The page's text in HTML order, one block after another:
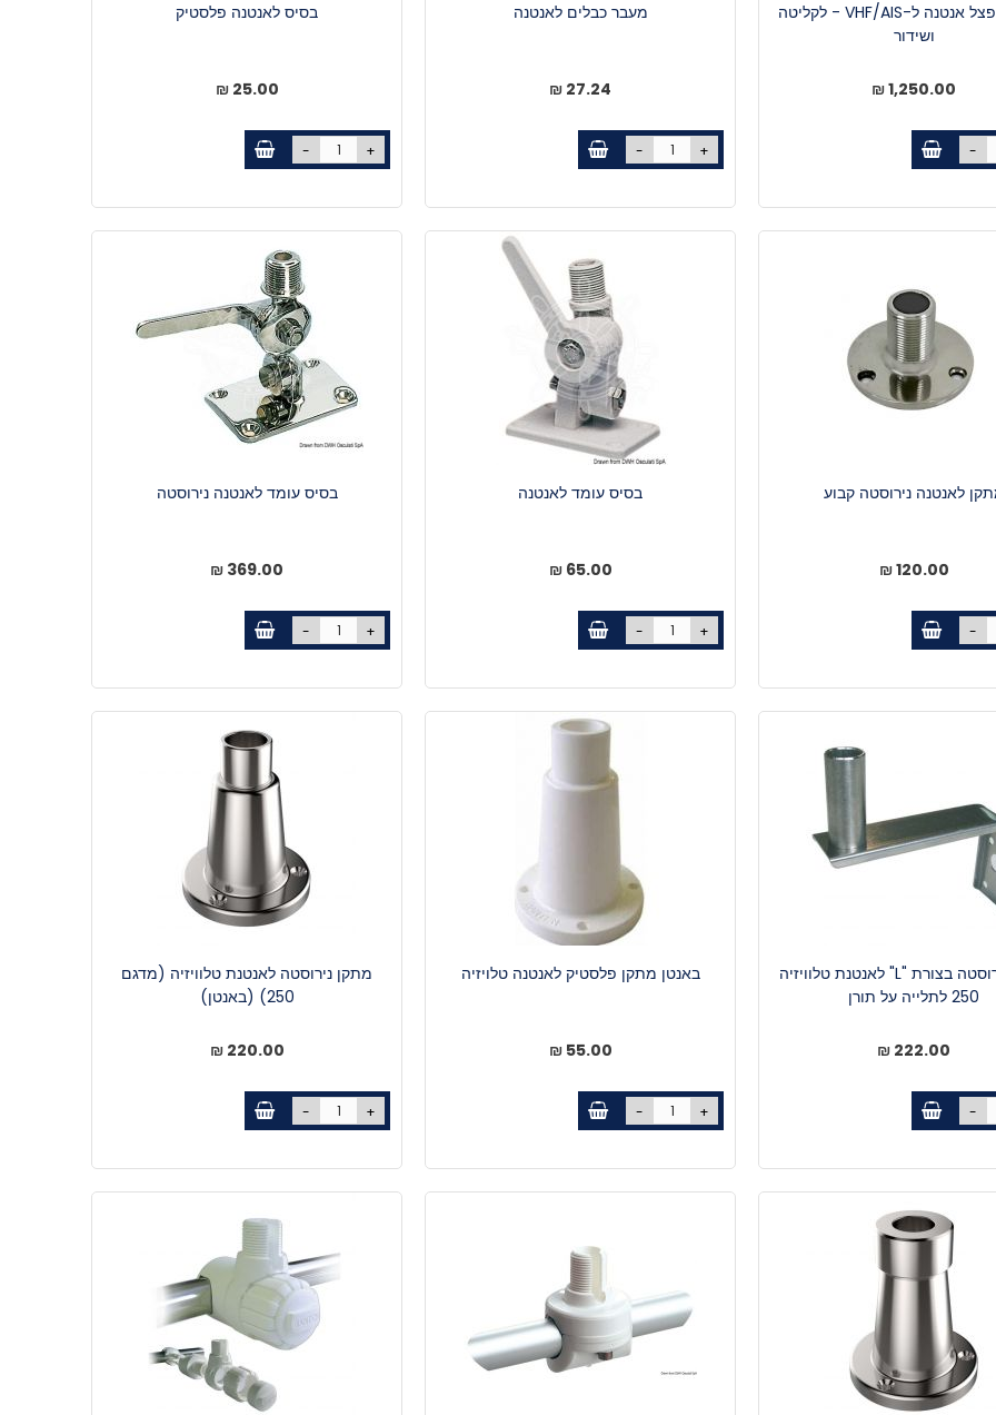
באנטן מפצל אנטנה ל-VHF/AIS - לקליטה
ושידור
1,250.00 ₪
-
מעבר כבלים לאנטנה
27.24 ₪
- +
בסיס לאנטנה פלסטיק
25.00 ₪
- +
לאנטנה נירוסטה קבוע
120.00 ₪
-
בסיס עומד לאנטנה
65.00 ₪
- +
בסיס עומד לאנטנה נירוסטה
369.00 ₪
- +
מתקן נירוסטה בצורת "L" לאנטנת טלוויזיה
250 לתלייה על תורן
222.00 ₪
-
באנטן מתקן פלסטיק לאנטנה טלויזיה
55.00 ₪
- +
מתקן נירוסטה לאנטנת טלוויזיה (מדגם
250) (באנטן)
220.00 ₪
- +